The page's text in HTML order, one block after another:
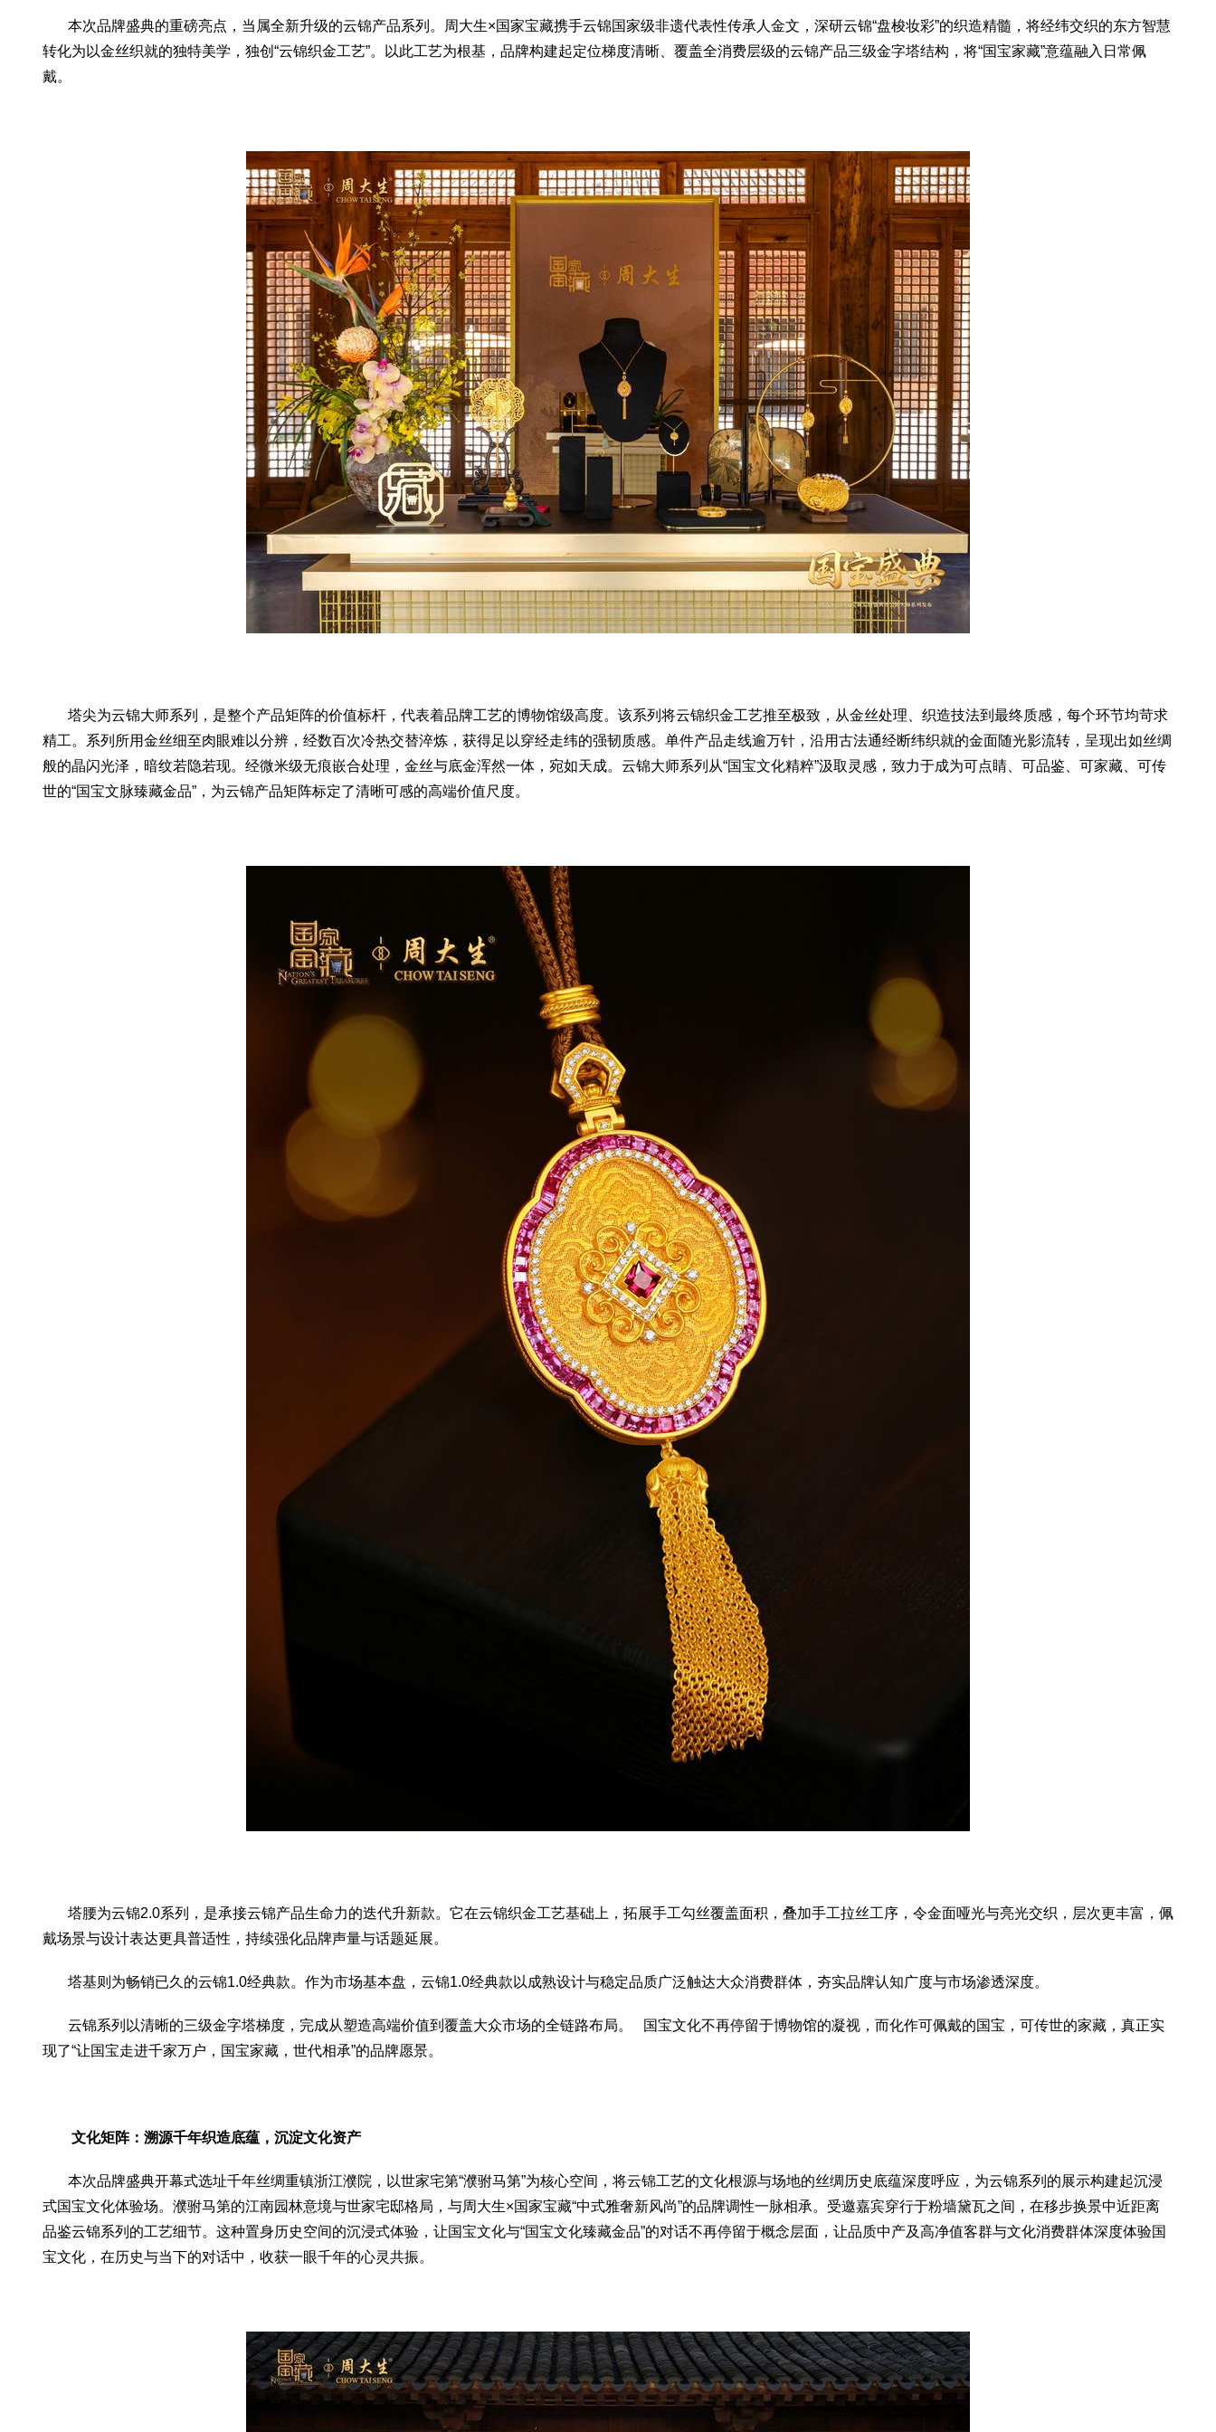
本次品牌盛典的重磅亮点，当属全新升级的云锦产品系列。周大生×国家宝藏携手云锦国家级非遗代表性传承人金文，深研云锦“盘梭妆彩”的织造精髓，将经纬交织的东方智慧
转化为以金丝织就的独特美学，独创“云锦织金工艺”。以此工艺为根基，品牌构建起定位梯度清晰、覆盖全消费层级的云锦产品三级金字塔结构，将“国宝家藏”意蕴融入日常佩
戴。
塔尖为云锦大师系列，是整个产品矩阵的价值标杆，代表着品牌工艺的博物馆级高度。该系列将云锦织金工艺推至极致，从金丝处理、织造技法到最终质感，每个环节均苛求
精工。系列所用金丝细至肉眼难以分辨，经数百次冷热交替淬炼，获得足以穿经走纬的强韧质感。单件产品走线逾万针，沿用古法通经断纬织就的金面随光影流转，呈现出如丝绸
般的晶闪光泽，暗纹若隐若现。经微米级无痕嵌合处理，金丝与底金浑然一体，宛如天成。云锦大师系列从“国宝文化精粹”汲取灵感，致力于成为可点睛、可品鉴、可家藏、可传
世的“国宝文脉臻藏金品”，为云锦产品矩阵标定了清晰可感的高端价值尺度。
塔腰为云锦2.0系列，是承接云锦产品生命力的迭代升新款。它在云锦织金工艺基础上，拓展手工勾丝覆盖面积，叠加手工拉丝工序，令金面哑光与亮光交织，层次更丰富，佩
戴场景与设计表达更具普适性，持续强化品牌声量与话题延展。
塔基则为畅销已久的云锦1.0经典款。作为市场基本盘，云锦1.0经典款以成熟设计与稳定品质广泛触达大众消费群体，夯实品牌认知广度与市场渗透深度。
云锦系列以清晰的三级金字塔梯度，完成从塑造高端价值到覆盖大众市场的全链路布局。 国宝文化不再停留于博物馆的凝视，而化作可佩戴的国宝，可传世的家藏，真正实
现了“让国宝走进千家万户，国宝家藏，世代相承”的品牌愿景。
文化矩阵：溯源千年织造底蕴，沉淀文化资产
本次品牌盛典开幕式选址千年丝绸重镇浙江濮院，以世家宅第“濮驸马第”为核心空间，将云锦工艺的文化根源与场地的丝绸历史底蕴深度呼应，为云锦系列的展示构建起沉浸
式国宝文化体验场。濮驸马第的江南园林意境与世家宅邸格局，与周大生×国家宝藏“中式雅奢新风尚”的品牌调性一脉相承。受邀嘉宾穿行于粉墙黛瓦之间，在移步换景中近距离
品鉴云锦系列的工艺细节。这种置身历史空间的沉浸式体验，让国宝文化与“国宝文化臻藏金品”的对话不再停留于概念层面，让品质中产及高净值客群与文化消费群体深度体验国
宝文化，在历史与当下的对话中，收获一眼千年的心灵共振。